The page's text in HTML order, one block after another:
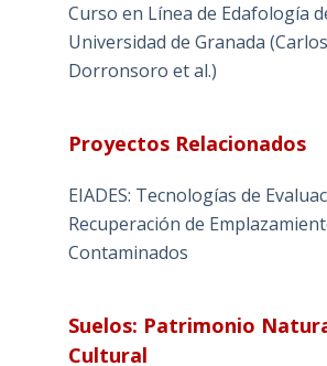
Curso en Línea de Edafología
Universidad de Granada (Carlos
Dorronsoro et al.)
Proyectos Relacionados
EIADES: Tecnologías de
Recuperación de
Contaminados
Suelos: Patrimonio